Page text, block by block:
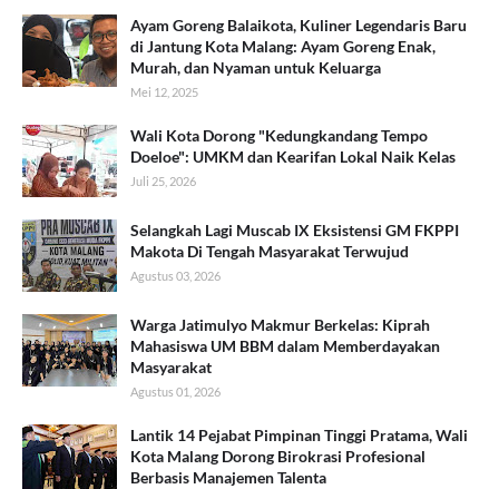
Ayam Goreng Balaikota, Kuliner Legendaris Baru
di Jantung Kota Malang: Ayam Goreng Enak,
Murah, dan Nyaman untuk Keluarga
Mei 12, 2025
Wali Kota Dorong "Kedungkandang Tempo
Doeloe": UMKM dan Kearifan Lokal Naik Kelas
Juli 25, 2026
Selangkah Lagi Muscab IX Eksistensi GM FKPPI
Makota Di Tengah Masyarakat Terwujud
Agustus 03, 2026
Warga Jatimulyo Makmur Berkelas: Kiprah
Mahasiswa UM BBM dalam Memberdayakan
Masyarakat
Agustus 01, 2026
Lantik 14 Pejabat Pimpinan Tinggi Pratama, Wali
Kota Malang Dorong Birokrasi Profesional
Berbasis Manajemen Talenta